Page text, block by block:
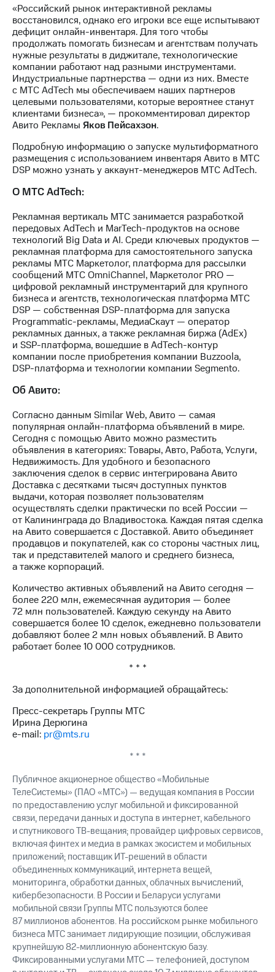
именных
облигаций
Другое
Регистратор
Реквизиты
Контакты
развитие
деловая этика
На главную
«Российский рынок интерактивной рекламы
восстановился, однако его игроки все еще испытывают
дефицит онлайн-инвентаря. Для того чтобы
продолжать помогать бизнесам и агентствам получать
нужные результаты в диджитале, технологические
компании работают над разными инструментами.
Индустриальные партнерства — одни из них. Вместе
с МТС AdTech мы обеспечиваем наших партнеров
целевыми пользователями, которые вероятнее станут
клиентами бизнеса», — прокомментировал директор
Авито Рекламы Яков Пейсахзон.
Подробную информацию о запуске мультиформатного
размещения с использованием инвентаря Авито в МТС
DSP можно узнать у аккаунт-менеджеров МТС AdTech.
О МТС AdTech:
Рекламная вертикаль МТС занимается разработкой
передовых AdTech и MarTech-продуктов на основе
технологий Big Data и AI. Среди ключевых продуктов —
рекламная платформа для самостоятельного запуска
рекламы МТС Маркетолог, платформа для рассылки
сообщений МТС OmniChannel, Маркетолог PRO —
цифровой рекламный инструментарий для крупного
бизнеса и агентств, технологическая платформа МТС
DSP — собственная DSP-платформа для запуска
Programmatic-рекламы, МедиаСкаут — оператор
рекламных данных, а также рекламная биржа (AdEx)
и SSP-платформа, вошедшие в AdTech-контур
компании после приобретения компании Buzzoola,
DSP-платформа и технологии компании Segmento.
Об Авито:
Согласно данным Similar Web, Авито — самая
популярная онлайн-платформа объявлений в мире.
Сегодня с помощью Авито можно разместить
объявления в категориях: Товары, Авто, Работа, Услуги,
Недвижимость. Для удобного и безопасного
заключения сделок в сервис интегрирована Авито
Доставка с десятками тысяч доступных пунктов
выдачи, которая позволяет пользователям
осуществлять сделки практически по всей России —
от Калининграда до Владивостока. Каждая пятая сделка
на Авито совершается с Доставкой. Авито объединяет
продавцов и покупателей, как со стороны частных лиц,
так и представителей малого и среднего бизнеса,
а также корпораций.
Количество активных объявлений на Авито сегодня —
более 220 млн, ежемесячная аудитория — более
72 млн пользователей. Каждую секунду на Авито
совершается более 10 сделок, ежедневно пользователи
добавляют более 2 млн новых объявлений. В Авито
работает более 10 000 сотрудников.
* * *
За дополнительной информацией обращайтесь:
Пресс-секретарь Группы МТС
Ирина Дерюгина
e-mail: pr@mts.ru
* * *
Публичное акционерное общество «Мобильные
ТелеСистемы» (ПАО «МТС») — ведущая компания в России
по предоставлению услуг мобильной и фиксированной
связи, передачи данных и доступа в интернет, кабельного
и спутникового ТВ-вещания; провайдер цифровых сервисов,
включая финтех и медиа в рамках экосистем и мобильных
приложений; поставщик ИТ-решений в области
объединенных коммуникаций, интернета вещей,
мониторинга, обработки данных, облачных вычислений,
кибербезопасности. В России и Беларуси услугами
мобильной связи Группы МТС пользуются более
87 миллионов абонентов. На российском рынке мобильного
бизнеса МТС занимает лидирующие позиции, обслуживая
крупнейшую 82-миллионную абонентскую базу.
Фиксированными услугами МТС — телефонией, доступом